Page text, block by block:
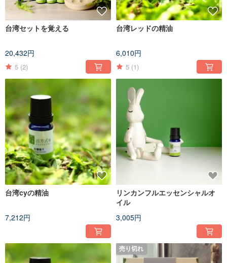
台湾セットを覚える
20,432円
5 (2)
台湾レッドの精油
6,010円
5 (1)
台湾cyの精油
7,212円
リンカンフルエッセンシャルオ
イル
3,005円
売り切れ